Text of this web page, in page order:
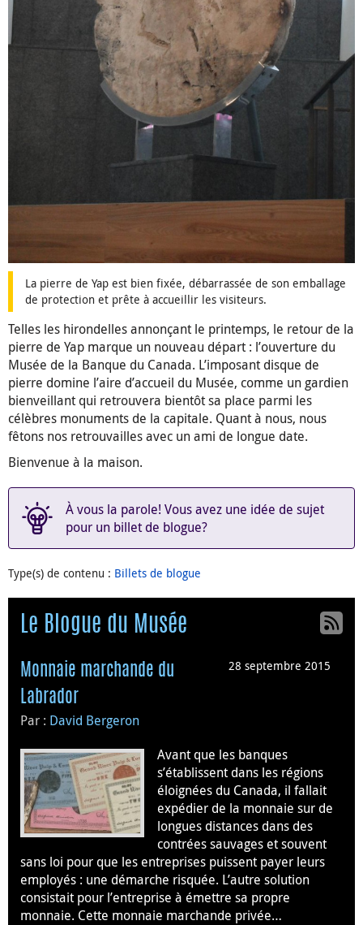
La pierre de Yap est bien fixée, débarrassée de son emballage
de protection et prête à accueillir les visiteurs.
Telles les hirondelles annonçant le printemps, le retour de la
pierre de Yap marque un nouveau départ : l’ouverture du
Musée de la Banque du Canada. L’imposant disque de
pierre domine l’aire d’accueil du Musée, comme un gardien
bienveillant qui retrouvera bientôt sa place parmi les
célèbres monuments de la capitale. Quant à nous, nous
fêtons nos retrouvailles avec un ami de longue date.
Bienvenue à la maison.
À vous la parole! Vous avez une idée de sujet
pour un billet de blogue?
Type(s) de contenu : Billets de blogue
Le Blogue du Musée
28 septembre 2015
Monnaie marchande du
Labrador
Par : David Bergeron
Avant que les banques
s’établissent dans les régions
éloignées du Canada, il fallait
expédier de la monnaie sur de
longues distances dans des
contrées sauvages et souvent
sans loi pour que les entreprises puissent payer leurs
employés : une démarche risquée. L’autre solution
consistait pour l’entreprise à émettre sa propre
monnaie. Cette monnaie marchande privée…